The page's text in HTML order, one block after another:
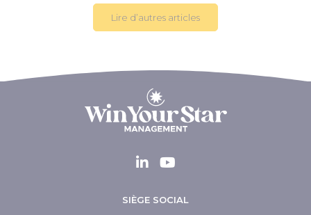
Lire d’autres articles
SIÈGE SOCIAL